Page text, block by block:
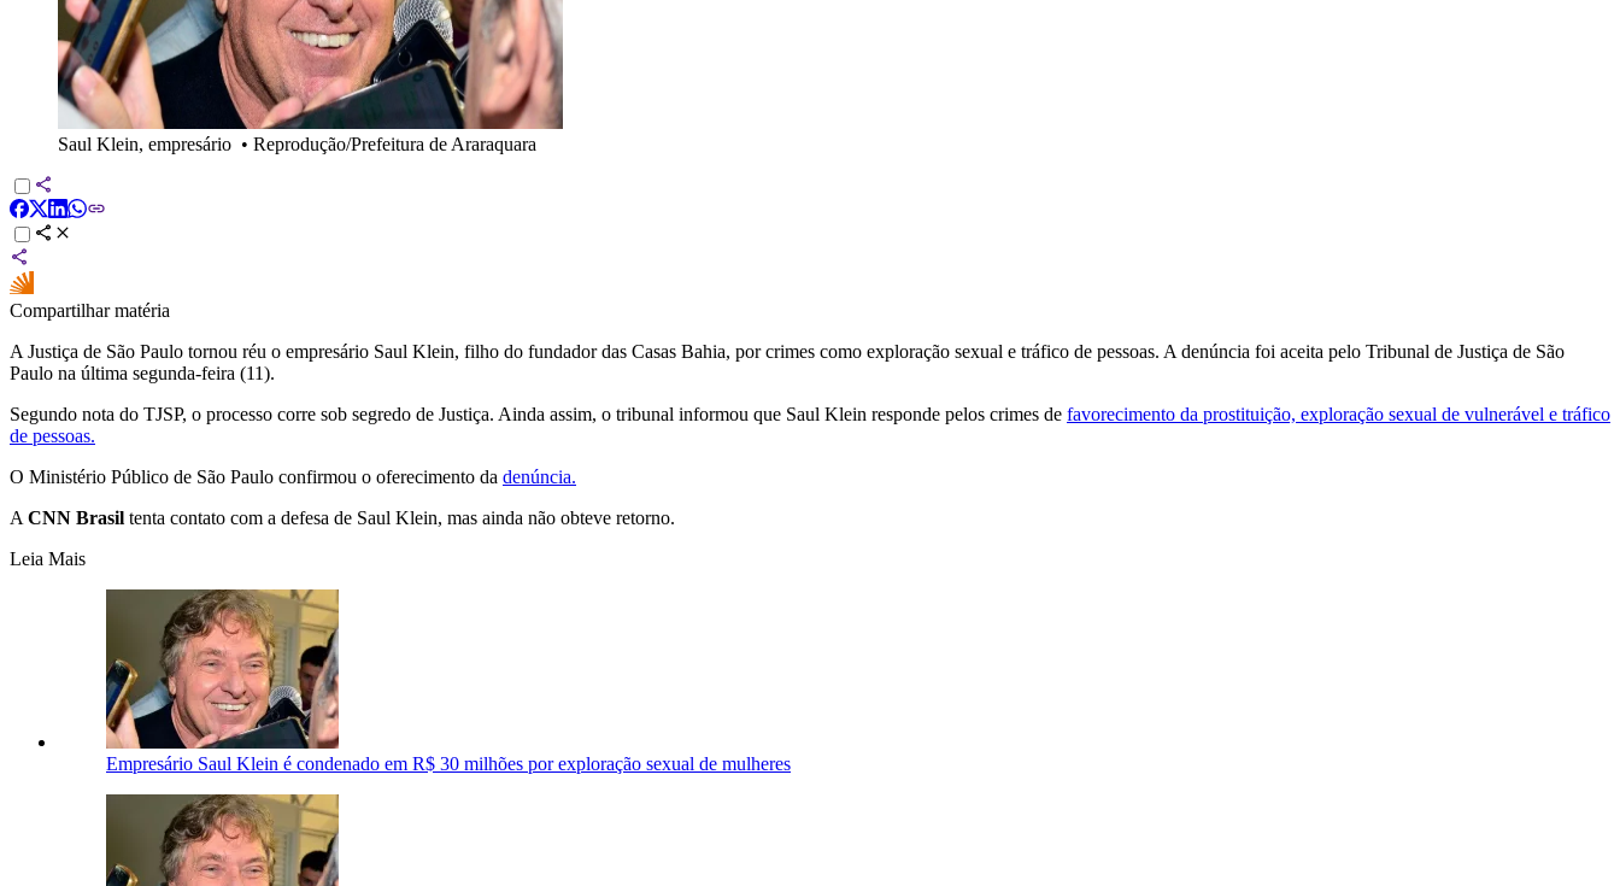
Saul Klein, empresário • Reprodução/Prefeitura de Araraquara
Compartilhar matéria
A Justiça de São Paulo tornou réu o empresário Saul Klein, filho do fundador das Casas Bahia, por crimes como exploração sexual e tráfico de pessoas. A denúncia foi aceita pelo Tribunal de Justiça de São
Paulo na última segunda-feira (11).
Segundo nota do TJSP, o processo corre sob segredo de Justiça. Ainda assim, o tribunal informou que Saul Klein responde pelos crimes de favorecimento da prostituição, exploração sexual de vulnerável e tráfico
de pessoas.
O Ministério Público de São Paulo confirmou o oferecimento da denúncia.
A CNN Brasil tenta contato com a defesa de Saul Klein, mas ainda não obteve retorno.
Leia Mais
Empresário Saul Klein é condenado em R$ 30 milhões por exploração sexual de mulheres